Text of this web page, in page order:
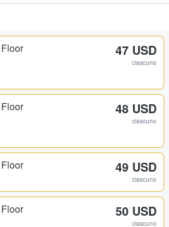
47 USD
ciascuno
48 USD
ciascuno
49 USD
ciascuno
50 USD
ciascuno